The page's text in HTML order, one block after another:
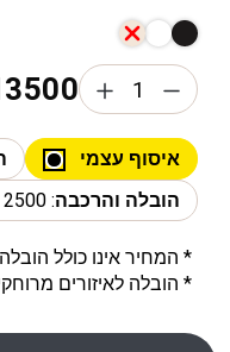
איסוף עצמי
הובלה והרכבה: 2500 ₪
* המחיר אינו כולל
* הובלה לאיזורים